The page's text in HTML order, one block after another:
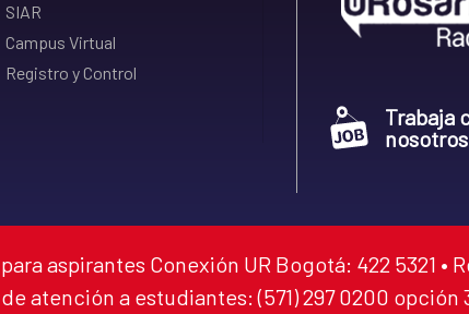
SIAR
Campus Virtual
Registro y Control
Trabaja
aspirantes Conexión UR Bogotá: 422 5321 •
atención a estudiantes: (571) 297 0200 opción